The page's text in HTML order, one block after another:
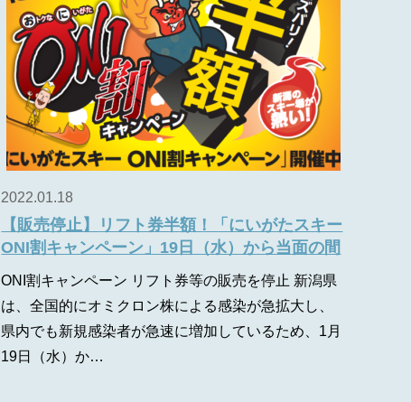
2022.01.18
【販売停止】リフト券半額！「にいがたスキー
ONI割キャンペーン」19日（水）から当面の間
ONI割キャンペーン リフト券等の販売を停止 新潟県
は、全国的にオミクロン株による感染が急拡大し、
県内でも新規感染者が急速に増加しているため、1月
19日（水）か…